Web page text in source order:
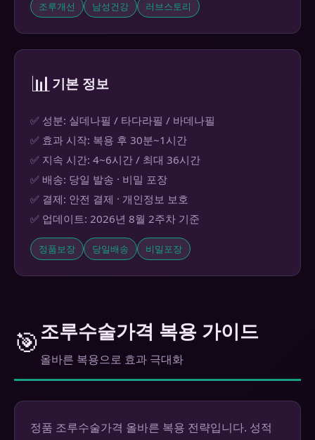
조루개선 남성건강 러브스토리
📊기본 정보
✅ 성분: 실데나필 / 타다라필 / 바데나필
✅ 효과 시작: 복용 후 30분~1시간
✅ 지속 시간: 4~6시간 / 최대 36시간
✅ 배송: 당일 발송 · 비밀 포장
✅ 결제: 안전 결제 · 개인정보 보호
✅ 업데이트: 2026년 8월 2주차 기준
정품보장 당일배송 비밀포장
🎯조루수술가격 복용 가이드
올바른 복용으로 효과 극대화
정품 조루수술가격 올바른 복용 전략입니다. 성적